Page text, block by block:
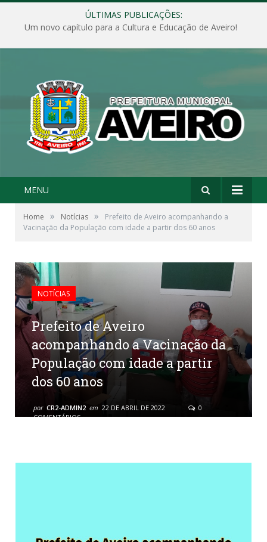
ÚLTIMAS PUBLICAÇÕES:
Um novo capítulo para a Cultura e Educação de Aveiro!
MENU
Home » Notícias »
Prefeito de Aveiro acompanhando a
Vacinação da População com idade a partir dos 60 anos
NOTÍCIAS
Prefeito de Aveiro
acompanhando a Vacinação da
População com idade a partir
dos 60 anos
por CR2-ADMIN2 em 22 DE ABRIL DE 2022
0
COMENTÁRIOS